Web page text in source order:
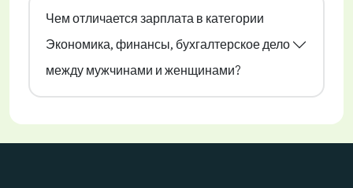
Чем отличается зарплата в категории
Экономика, финансы, бухгалтерское дело
между мужчинами и женщинами?